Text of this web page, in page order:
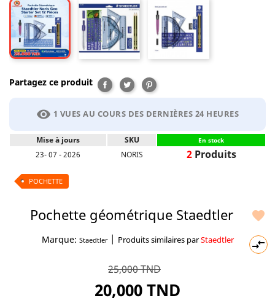
Partagez ce produit Partager
TweetPinterest
visibility 1 VUES AU COURS DES DERNIÈRES 24 HEURES
Mise à jours SKU En stock
23- 07 - 2026 NORIS 2Produits
POCHETTE


Pochette géométrique Staedtler
Marque: Staedtler | Produits similaires parStaedtler
25,000 TND
20,000 TND